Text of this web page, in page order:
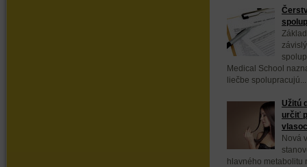
Medical School
liečbe spolupracujú...
Užitú
určiť
Nová
hlavného metabolitu